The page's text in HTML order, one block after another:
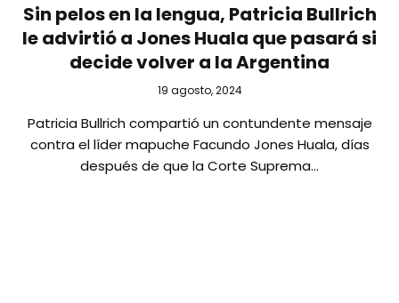
Sin pelos en la lengua, Patricia Bullrich
le advirtió a Jones Huala que pasará si
decide volver a la Argentina
19 agosto, 2024
Patricia Bullrich compartió un contundente mensaje
contra el líder mapuche Facundo Jones Huala, días
después de que la Corte Suprema…